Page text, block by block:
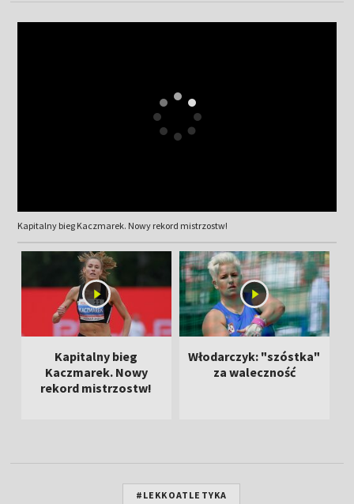
Kapitalny bieg Kaczmarek. Nowy rekord mistrzostw!
Kapitalny bieg
Kaczmarek. Nowy
rekord mistrzostw!
Włodarczyk: "szóstka"
za waleczność
#LEKKOATLETYKA